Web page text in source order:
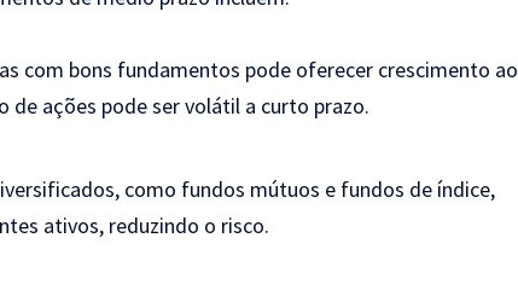
com bons fundamentos pode oferecer crescimento ao
ações pode ser volátil a curto prazo.
como fundos mútuos e fundos de índice,
ativos, reduzindo o risco.